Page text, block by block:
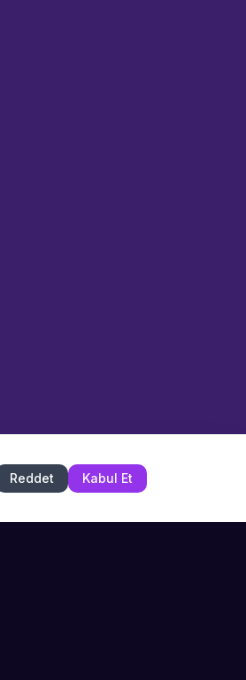
Müşteri Hizmetleri
Şu an çevrimiçi
Reddet Kabul Et